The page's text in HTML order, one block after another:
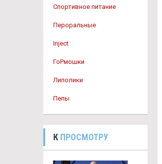
Спортивное питание
Пероральные
Inject
ГоРмошки
Липолики
Пепы
К ПРОСМОТРУ